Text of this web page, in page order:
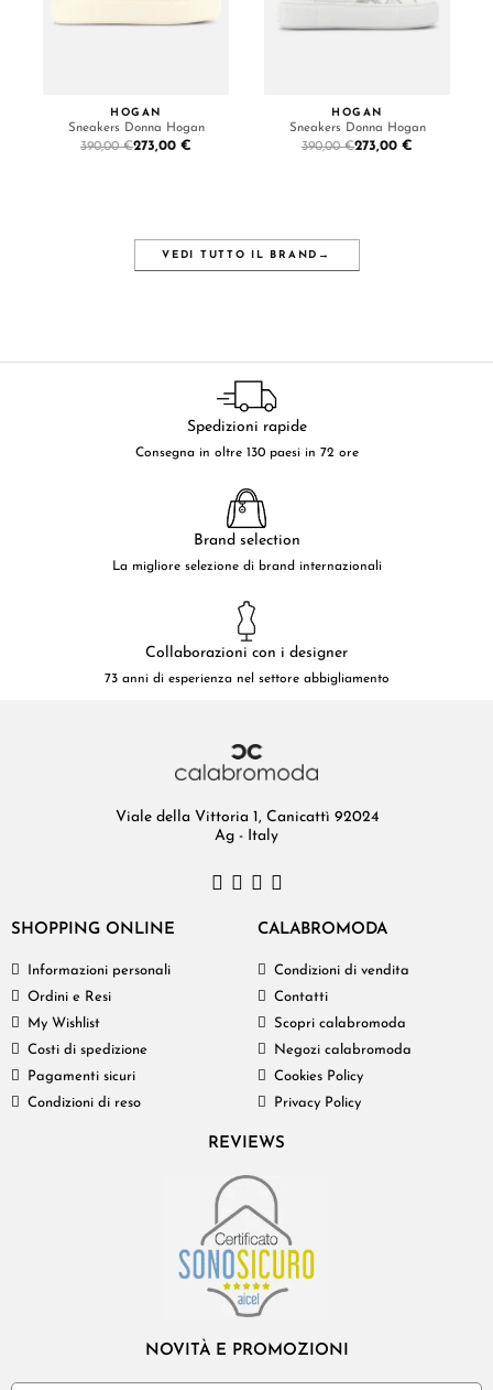
HOGAN
Sneakers Donna Hogan
390,00 €273,00 €
HOGAN
Sneakers Donna Hogan
390,00 €273,00 €
VEDI TUTTO IL BRAND →
Spedizioni rapide
Consegna in oltre 130 paesi in 72 ore
Brand selection
La migliore selezione di brand internazionali
Collaborazioni con i designer
73 anni di esperienza nel settore abbigliamento
Viale della Vittoria 1, Canicattì 92024
Ag - Italy
SHOPPING ONLINE
Informazioni personali
Ordini e Resi
My Wishlist
Costi di spedizione
Pagamenti sicuri
Condizioni di reso
CALABROMODA
Condizioni di vendita
Contatti
Scopri calabromoda
Negozi calabromoda
Cookies Policy
Privacy Policy
REVIEWS
NOVITÀ E PROMOZIONI